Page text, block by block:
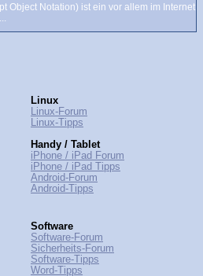
Object Notation) ist ein vor allem im Internet
Linux
Linux-Forum
Linux-Tipps
Handy / Tablet
iPhone / iPad Forum
iPhone / iPad Tipps
Android-Forum
Android-Tipps
Software
Software-Forum
Sicherheits-Forum
Software-Tipps
Word-Tipps